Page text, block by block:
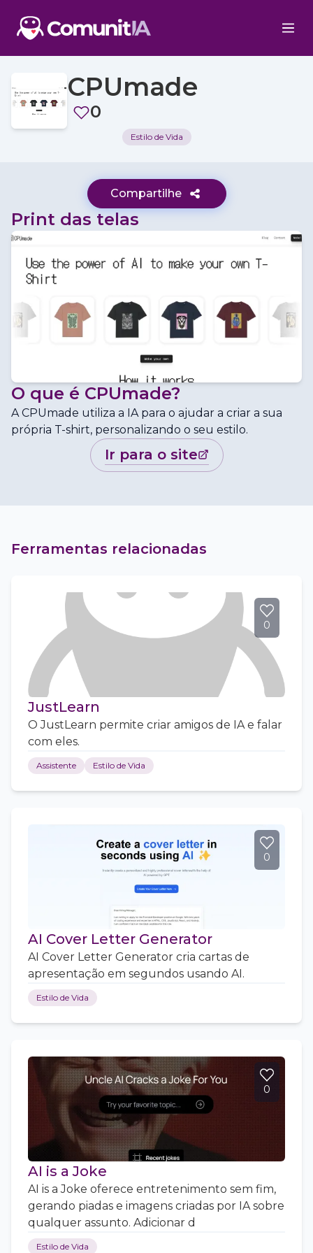
CPUmade
0
Estilo de Vida
Compartilhe
Print das telas
O que é CPUmade?
A CPUmade utiliza a IA para o ajudar a criar a sua
própria T-shirt, personalizando o seu estilo.
ir para o site
Ferramentas relacionadas
0
JustLearn
O JustLearn permite criar amigos de IA e falar
com eles.
Assistente Estilo de Vida
0
AI Cover Letter Generator
AI Cover Letter Generator cria cartas de
apresentação em segundos usando AI.
Estilo de Vida
0
AI is a Joke
AI is a Joke oferece entretenimento sem fim,
gerando piadas e imagens criadas por IA sobre
qualquer assunto. Adicionar d
Estilo de Vida